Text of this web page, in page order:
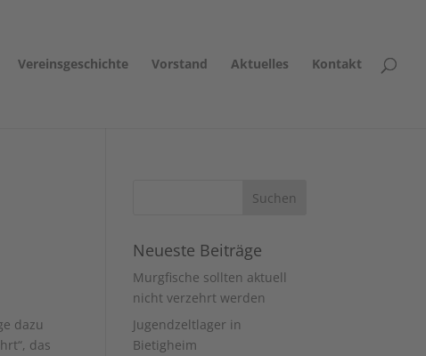
Vereinsgeschichte Vorstand Aktuelles Kontakt
dazu
das
Neueste Beiträge
Murgfische sollten aktuell
nicht verzehrt werden
Jugendzeltlager in
Bietigheim